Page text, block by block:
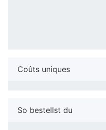
Coûts uniques
So bestellst du